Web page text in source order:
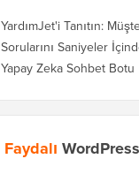
YardımJet'i Tanıtın:
Sorularını Saniyeler
Yapay Zeka Sohbet Botu
Faydalı